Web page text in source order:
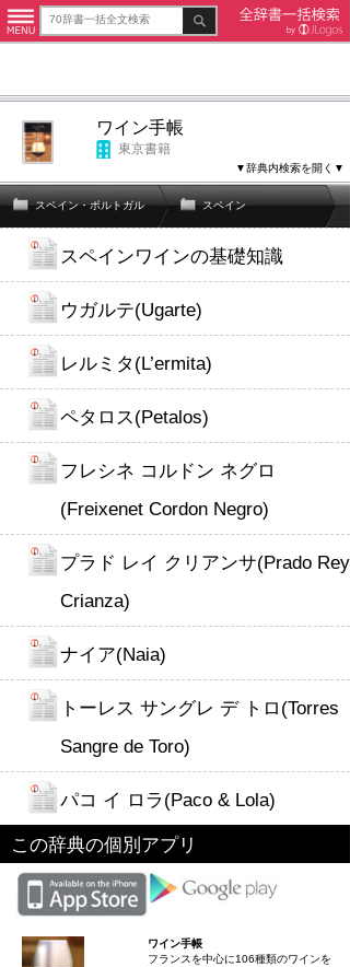
ワイン手帳
東京書籍
▼辞典内検索を開く▼
スペイン・ポルトガル スペイン
スペインワインの基礎知識
ウガルテ(Ugarte)
レルミタ(L’ermita)
ペタロス(Petalos)
フレシネ コルドン ネグロ
(Freixenet Cordon Negro)
プラド レイ クリアンサ(Prado Rey
Crianza)
ナイア(Naia)
トーレス サングレ デ トロ(Torres
Sangre de Toro)
パコ イ ロラ(Paco & Lola)
この辞典の個別アプリ
ワイン手帳
フランスを中心に106種類のワインを